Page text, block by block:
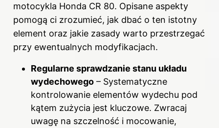
motocykla Honda CR 80. Opisane aspekty
pomogą ci zrozumieć, jak dbać o ten istotny
element oraz jakie zasady warto przestrzegać
przy ewentualnych modyfikacjach.
Regularne sprawdzanie stanu układu
wydechowego – Systematyczne
kontrolowanie elementów wydechu pod
kątem zużycia jest kluczowe. Zwracaj
uwagę na szczelność i mocowanie,